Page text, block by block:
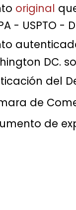
original
- USPTO -
DC.
del
de
de